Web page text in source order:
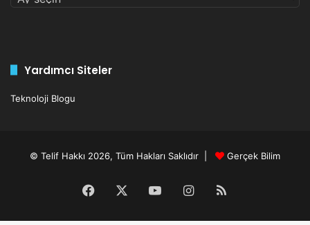
Yardımcı Siteler
Teknoloji Blogu
© Telif Hakkı 2026, Tüm Hakları Saklıdır | Gerçek Bilim
Facebook YouTubeInstagram